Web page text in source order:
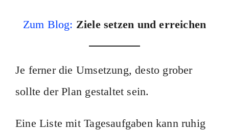
Zum Blog: Ziele setzen und erreichen
Je ferner die Umsetzung, desto grober
sollte der Plan gestaltet sein.
Eine Liste mit Tagesaufgaben kann ruhig